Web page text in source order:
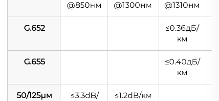
@850нм @1300нм @1310нм
G.652
≤0.36дБ/
км
G.655
≤0.40дБ/
км
50/125μм
≤3.3dB/
≤1.2dB/км